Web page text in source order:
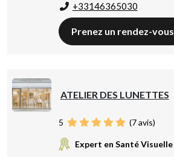
+33146365030
Prenez un rendez-vous
ATELIER DES LUNETTES
5 (7avis)
Expert en Santé Visuelle